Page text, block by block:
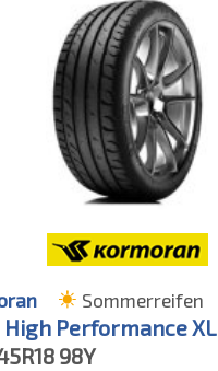
Sommerreifen
Performance XL
98Y